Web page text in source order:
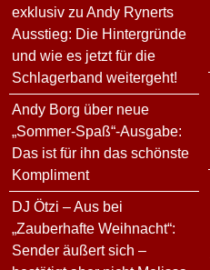
exklusiv zu Andy Rynerts
Ausstieg: Die Hintergründe
und wie es jetzt für die
Schlagerband weitergeht!
Andy Borg über neue
„Sommer-Spaß“-Ausgabe:
Das ist für ihn das schönste
Kompliment
DJ Ötzi – Aus bei
„Zauberhafte Weihnacht“:
Sender äußert sich –